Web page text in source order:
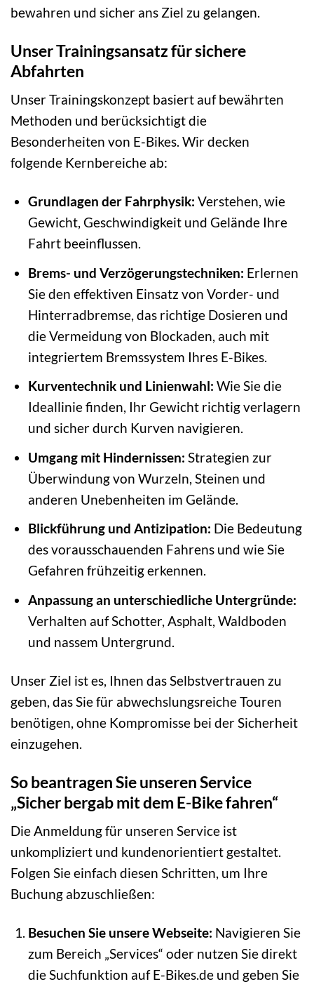
bewahren und sicher ans Ziel zu gelangen.
Unser Trainingsansatz für sichere
Abfahrten
Unser Trainingskonzept basiert auf bewährten
Methoden und berücksichtigt die
Besonderheiten von E-Bikes. Wir decken
folgende Kernbereiche ab:
Grundlagen der Fahrphysik: Verstehen, wie
Gewicht, Geschwindigkeit und Gelände Ihre
Fahrt beeinflussen.
Brems- und Verzögerungstechniken: Erlernen
Sie den effektiven Einsatz von Vorder- und
Hinterradbremse, das richtige Dosieren und
die Vermeidung von Blockaden, auch mit
integriertem Bremssystem Ihres E-Bikes.
Kurventechnik und Linienwahl: Wie Sie die
Ideallinie finden, Ihr Gewicht richtig verlagern
und sicher durch Kurven navigieren.
Umgang mit Hindernissen: Strategien zur
Überwindung von Wurzeln, Steinen und
anderen Unebenheiten im Gelände.
Blickführung und Antizipation: Die Bedeutung
des vorausschauenden Fahrens und wie Sie
Gefahren frühzeitig erkennen.
Anpassung an unterschiedliche Untergründe:
Verhalten auf Schotter, Asphalt, Waldboden
und nassem Untergrund.
Unser Ziel ist es, Ihnen das Selbstvertrauen zu
geben, das Sie für abwechslungsreiche Touren
benötigen, ohne Kompromisse bei der Sicherheit
einzugehen.
So beantragen Sie unseren Service
„Sicher bergab mit dem E-Bike fahren“
Die Anmeldung für unseren Service ist
unkompliziert und kundenorientiert gestaltet.
Folgen Sie einfach diesen Schritten, um Ihre
Buchung abzuschließen:
Besuchen Sie unsere Webseite: Navigieren Sie
zum Bereich „Services“ oder nutzen Sie direkt
die Suchfunktion auf E-Bikes.de und geben Sie